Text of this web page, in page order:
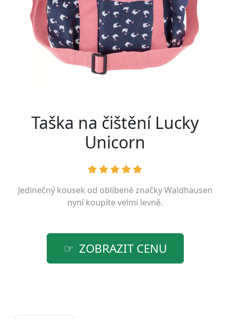
Taška na čištění Lucky
Unicorn
Jedinečný kousek od oblíbené značkyWaldhausen
nyní koupíte velmi levně.
ZOBRAZIT CENU